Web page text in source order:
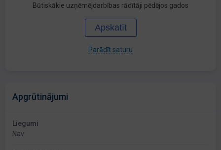
Būtiskākie uzņēmējdarbības rādītāji pēdējos gados
Apskatīt
Parādīt saturu
Apgrūtinājumi
Liegumi
Nav